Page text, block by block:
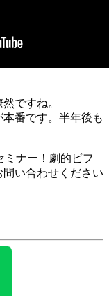
ですね。
番です。半年後も
ミナー！劇的ビフ
い合わせください